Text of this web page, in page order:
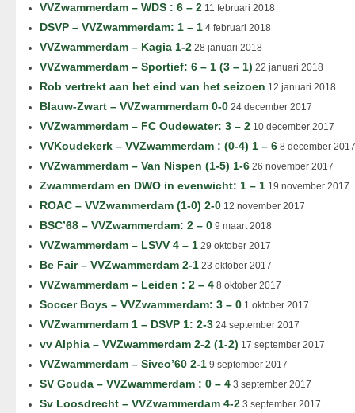
VVZwammerdam – WDS : 6 – 2 11 februari 2018
DSVP – VVZwammerdam: 1 – 1 4 februari 2018
VVZwammerdam – Kagia 1-2 28 januari 2018
VVZwammerdam – Sportief: 6 – 1 (3 – 1) 22 januari 2018
Rob vertrekt aan het eind van het seizoen 12 januari 2018
Blauw-Zwart – VVZwammerdam 0-0 24 december 2017
VVZwammerdam – FC Oudewater: 3 – 2 10 december 2017
VVKoudekerk – VVZwammerdam : (0-4) 1 – 6 8 december 2017
VVZwammerdam – Van Nispen (1-5) 1-6 26 november 2017
Zwammerdam en DWO in evenwicht: 1 – 1 19 november 2017
ROAC – VVZwammerdam (1-0) 2-0 12 november 2017
BSC’68 – VVZwammerdam: 2 – 0 9 maart 2018
VVZwammerdam – LSVV 4 – 1 29 oktober 2017
Be Fair – VVZwammerdam 2-1 23 oktober 2017
VVZwammerdam – Leiden : 2 – 4 8 oktober 2017
Soccer Boys – VVZwammerdam: 3 – 0 1 oktober 2017
VVZwammerdam 1 – DSVP 1: 2-3 24 september 2017
vv Alphia – VVZwammerdam 2-2 (1-2) 17 september 2017
VVZwammerdam – Siveo’60 2-1 9 september 2017
SV Gouda – VVZwammerdam : 0 – 4 3 september 2017
Sv Loosdrecht – VVZwammerdam 4-2 3 september 2017